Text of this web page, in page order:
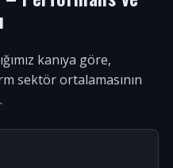
kanıya göre,
sektör ortalamasının